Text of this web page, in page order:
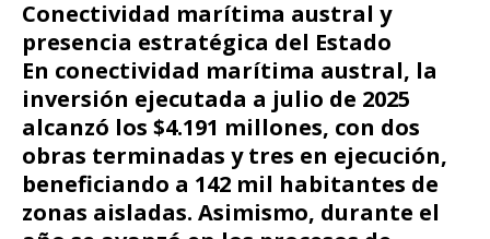
Conectividad marítima austral y
presencia estratégica del Estado
En conectividad marítima austral, la
inversión ejecutada a julio de 2025
alcanzó los $4.191 millones, con dos
obras terminadas y tres en ejecución,
beneficiando a 142 mil habitantes de
zonas aisladas. Asimismo, durante el